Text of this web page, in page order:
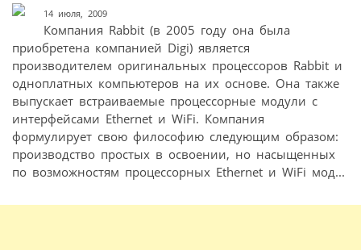
14 июля, 2009
Компания Rabbit (в 2005 году она была
приобретена компанией Digi) является
производителем оригинальных процессоров Rabbit и
одноплатных компьютеров на их основе. Она также
выпускает встраиваемые процессорные модули с
интерфейсами Ethernet и WiFi. Компания
формулирует свою философию следующим образом:
производство простых в освоении, но насыщенных
по возможностям процессорных Ethernet и WiFi мод...